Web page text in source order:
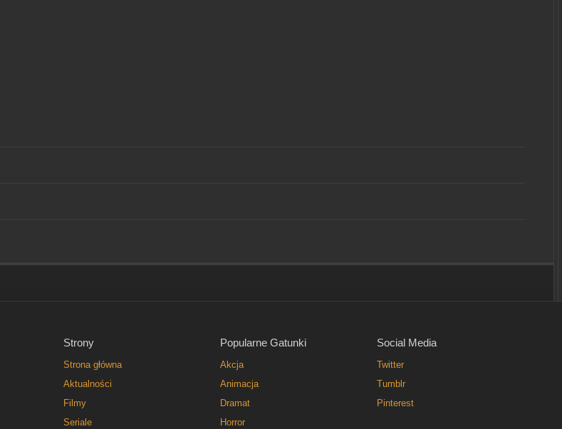
Strony
Strona główna
Aktualności
Filmy
Seriale
Popularne Gatunki
Akcja
Animacja
Dramat
Horror
Social Media
Twitter
Tumblr
Pinterest